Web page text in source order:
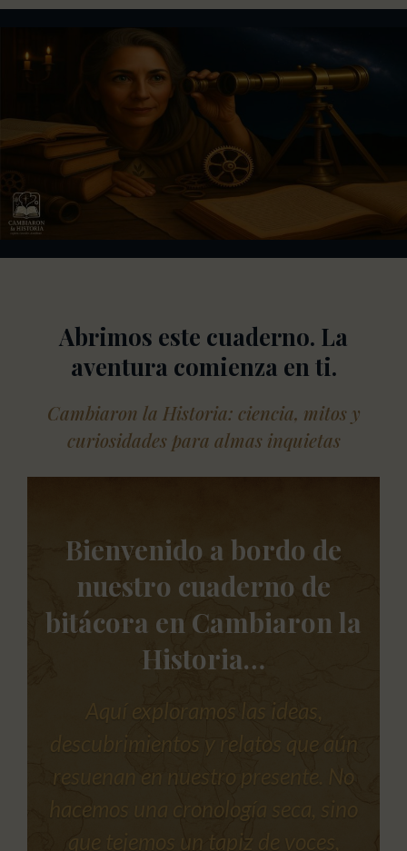
Abrimos este cuaderno. La
aventura comienza en ti.
Cambiaron la Historia: ciencia, mitos y
curiosidades para almas inquietas
Bienvenido a bordo de
nuestro cuaderno de
bitácora en Cambiaron la
Historia…
Aquí exploramos las ideas,
descubrimientos y relatos que aún
resuenan en nuestro presente. No
hacemos una cronología seca, sino
que tejemos un tapiz de voces,